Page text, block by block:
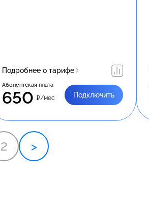
Подробнее о тарифе
Абонентская плата
650 ₽/мес Подключить
2 >